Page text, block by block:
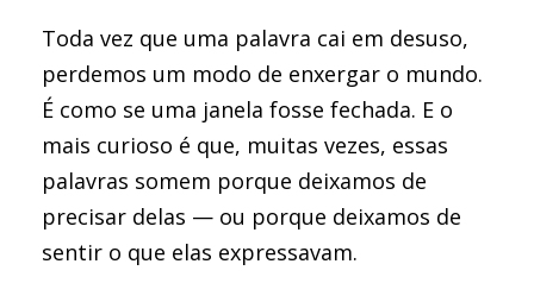
Toda vez que uma palavra cai em desuso,
perdemos um modo de enxergar o mundo.
É como se uma janela fosse fechada. E o
mais curioso é que, muitas vezes, essas
palavras somem porque deixamos de
precisar delas — ou porque deixamos de
sentir o que elas expressavam.